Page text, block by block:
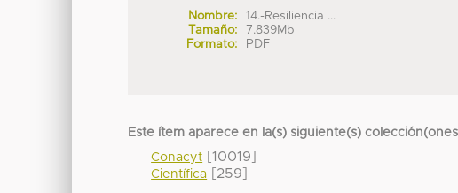
Nombre:
14.-Resiliencia ...
Tamaño:
7.839Mb
Formato:
PDF
Este ítem aparece en la(s) siguiente(s)
Conacyt [10019]
Científica [259]